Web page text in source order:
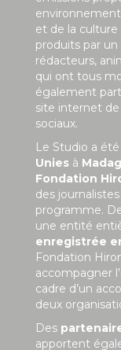
et de la
produits par
rédacteurs,
qui ont tous
également
site internet de
sociaux.
Le Studio a
Unies à
Fondation
des
programme.
une entité
enregistrée
Fondation
accompagner
cadre d’un
deux
Des
apportent